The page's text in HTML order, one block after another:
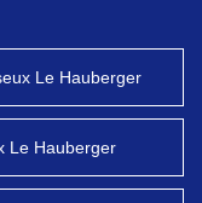
Le Hauberger
Le Hauberger